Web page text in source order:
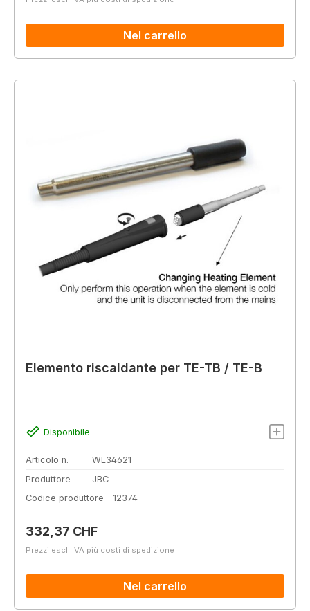
Nel carrello
Elemento riscaldante per TE-TB / TE-B
Disponibile
Articolo n.
WL34621
Produttore
JBC
Codice produttore
12374
Prezzo normale:
332,37 CHF
Prezzi escl. IVA più costi di spedizione
Nel carrello